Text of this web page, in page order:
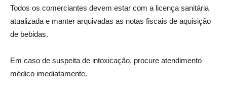
Todos os comerciantes devem estar com a licença sanitária
atualizada e manter arquivadas as notas fiscais de aquisição
de bebidas.
Em caso de suspeita de intoxicação, procure atendimento
médico imediatamente.